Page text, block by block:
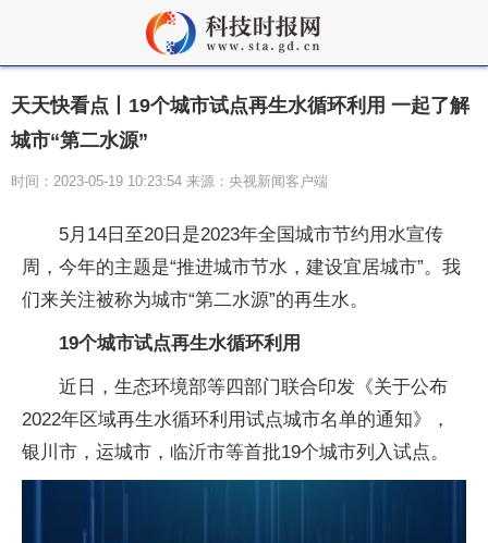
天天快看点丨19个城市试点再生水循环利用 一起了解
城市“第二水源”
时间：2023-05-19 10:23:54 来源：央视新闻客户端
5月14日至20日是2023年全国城市节约用水宣传
周，今年的主题是“推进城市节水，建设宜居城市”。我
们来关注被称为城市“第二水源”的再生水。
19个城市试点再生水循环利用
近日，生态环境部等四部门联合印发《关于公布
2022年区域再生水循环利用试点城市名单的通知》，
银川市，运城市，临沂市等首批19个城市列入试点。